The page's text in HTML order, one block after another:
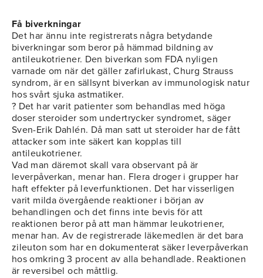
Få biverkningar
Det har ännu inte registrerats några betydande
biverkningar som beror på hämmad bildning av
antileukotriener. Den biverkan som FDA nyligen
varnade om när det gäller zafirlukast, Churg Strauss
syndrom, är en sällsynt biverkan av immunologisk natur
hos svårt sjuka astmatiker.
? Det har varit patienter som behandlas med höga
doser steroider som undertrycker syndromet, säger
Sven-Erik Dahlén. Då man satt ut steroider har de fått
attacker som inte säkert kan kopplas till
antileukotriener.
Vad man däremot skall vara observant på är
leverpåverkan, menar han. Flera droger i grupper har
haft effekter på leverfunktionen. Det har visserligen
varit milda övergående reaktioner i början av
behandlingen och det finns inte bevis för att
reaktionen beror på att man hämmar leukotriener,
menar han. Av de registrerade läkemedlen är det bara
zileuton som har en dokumenterat säker leverpåverkan
hos omkring 3 procent av alla behandlade. Reaktionen
är reversibel och måttlig.